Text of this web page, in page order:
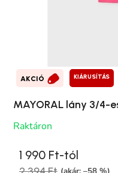
AKCIÓ KIÁRUSÍTÁS
MAYORAL lány 3/4-
Raktáron
1 990 Ft-tól